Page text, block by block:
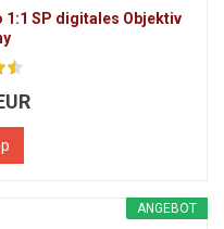
1:1 SP digitales Objektiv
ANGEBOT